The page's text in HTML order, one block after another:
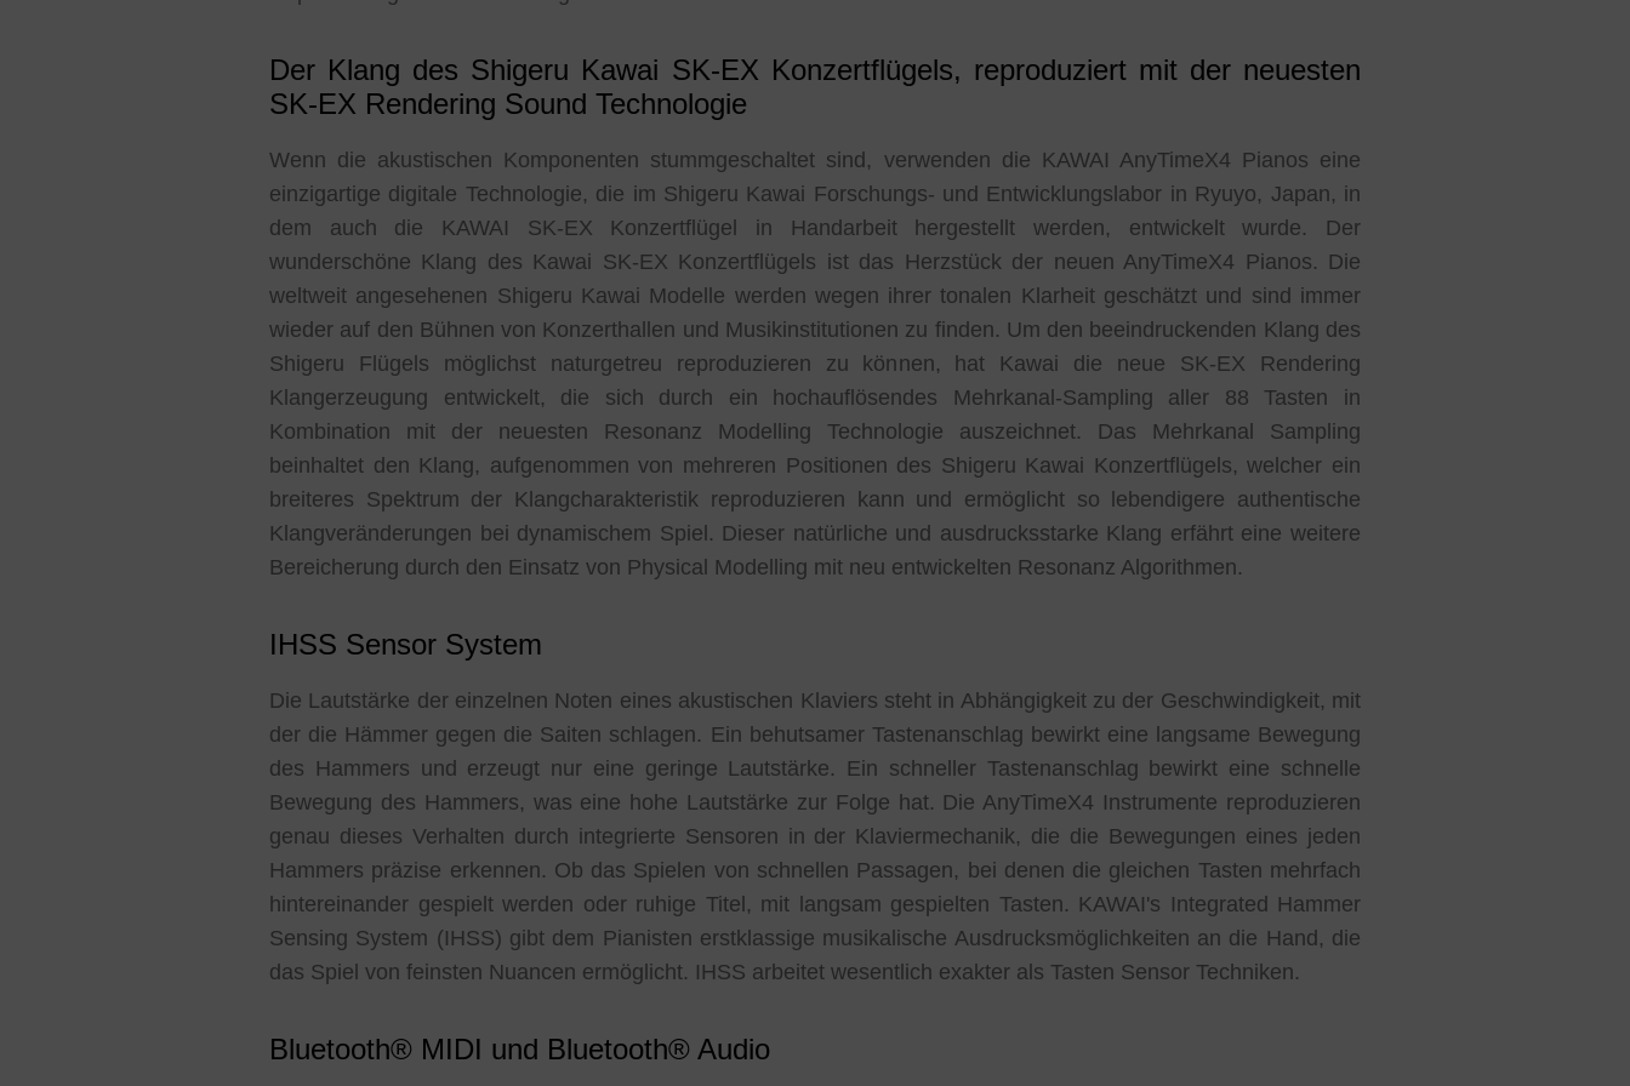
Der Klang des Shigeru Kawai SK-EX Konzertflügels, reproduziert mit der neuesten
SK-EX Rendering Sound Technologie
Wenn die akustischen Komponenten stummgeschaltet sind, verwenden die KAWAI AnyTimeX4 Pianos eine
einzigartige digitale Technologie, die im Shigeru Kawai Forschungs- und Entwicklungslabor in Ryuyo, Japan, in
dem auch die KAWAI SK-EX Konzertflügel in Handarbeit hergestellt werden, entwickelt wurde. Der
wunderschöne Klang des Kawai SK-EX Konzertflügels ist das Herzstück der neuen AnyTimeX4 Pianos. Die
weltweit angesehenen Shigeru Kawai Modelle werden wegen ihrer tonalen Klarheit geschätzt und sind immer
wieder auf den Bühnen von Konzerthallen und Musikinstitutionen zu finden. Um den beeindruckenden Klang des
Shigeru Flügels möglichst naturgetreu reproduzieren zu können, hat Kawai die neue SK-EX Rendering
Klangerzeugung entwickelt, die sich durch ein hochauflösendes Mehrkanal-Sampling aller 88 Tasten in
Kombination mit der neuesten Resonanz Modelling Technologie auszeichnet. Das Mehrkanal Sampling
beinhaltet den Klang, aufgenommen von mehreren Positionen des Shigeru Kawai Konzertflügels, welcher ein
breiteres Spektrum der Klangcharakteristik reproduzieren kann und ermöglicht so lebendigere authentische
Klangveränderungen bei dynamischem Spiel. Dieser natürliche und ausdrucksstarke Klang erfährt eine weitere
Bereicherung durch den Einsatz von Physical Modelling mit neu entwickelten Resonanz Algorithmen.
IHSS Sensor System
Die Lautstärke der einzelnen Noten eines akustischen Klaviers steht in Abhängigkeit zu der Geschwindigkeit, mit
der die Hämmer gegen die Saiten schlagen. Ein behutsamer Tastenanschlag bewirkt eine langsame Bewegung
des Hammers und erzeugt nur eine geringe Lautstärke. Ein schneller Tastenanschlag bewirkt eine schnelle
Bewegung des Hammers, was eine hohe Lautstärke zur Folge hat. Die AnyTimeX4 Instrumente reproduzieren
genau dieses Verhalten durch integrierte Sensoren in der Klaviermechanik, die die Bewegungen eines jeden
Hammers präzise erkennen. Ob das Spielen von schnellen Passagen, bei denen die gleichen Tasten mehrfach
hintereinander gespielt werden oder ruhige Titel, mit langsam gespielten Tasten. KAWAI's Integrated Hammer
Sensing System (IHSS) gibt dem Pianisten erstklassige musikalische Ausdrucksmöglichkeiten an die Hand, die
das Spiel von feinsten Nuancen ermöglicht. IHSS arbeitet wesentlich exakter als Tasten Sensor Techniken.
Bluetooth® MIDI und Bluetooth® Audio